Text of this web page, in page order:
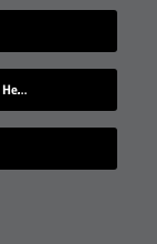
Videopremiere: Mozes and the Firstborn – Hello